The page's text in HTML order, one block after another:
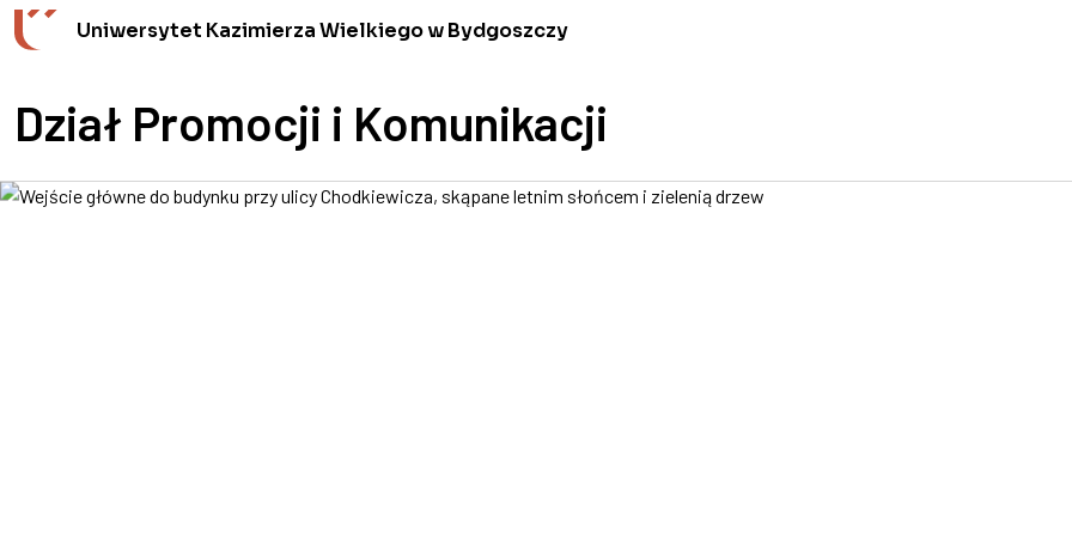
Przejdź do wyszukiwarki
Przejdź do treści
Przejdź do stopki - Kontakt
Uniwersytet Kazimierza Wielkiego w Bydgoszczy
Dział Promocji i Komunikacji